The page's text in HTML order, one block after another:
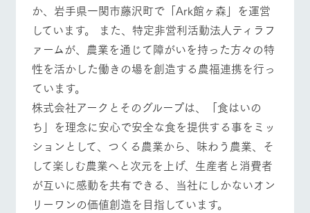
か、岩手県一関市藤沢町で「Ark館ヶ森」を運営
しています。 また、特定非営利活動法人ティラフ
ァームが、農業を通じて障がいを持った方々の特
性を活かした働きの場を創造する農福連携を行っ
ています。
株式会社アークとそのグループは、「食はいの
ち」を理念に安心で安全な食を提供する事をミッ
ションとして、つくる農業から、味わう農業、そ
して楽しむ農業へと次元を上げ、生産者と消費者
が互いに感動を共有できる、当社にしかないオン
リーワンの価値創造を目指しています。